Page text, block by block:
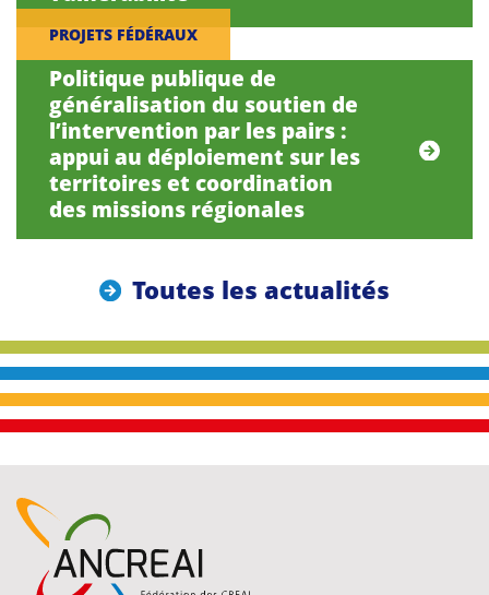
PROJETS FÉDÉRAUX
Politique publique de
généralisation du soutien de
l’intervention par les pairs :
appui au déploiement sur les
territoires et coordination
des missions régionales
Toutes les actualités